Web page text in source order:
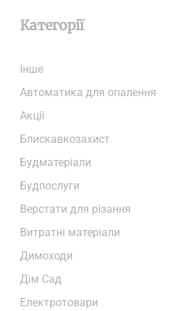
Категорії
Iнше
Автоматика для опалення
Акції
Блискавкозахист
Будматеріали
Будпослуги
Верстати для різання
Витратні матеріали
Димоходи
Дім Сад
Електротовари